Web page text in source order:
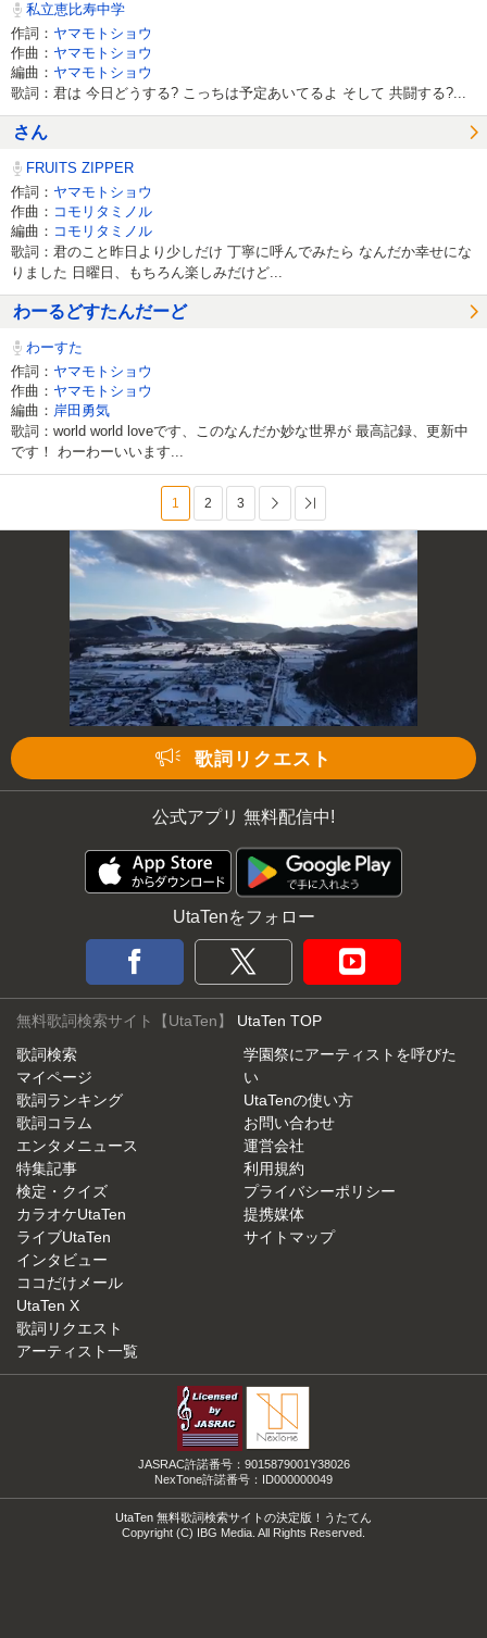
私立恵比寿中学
作詞： ヤマモトショウ
作曲： ヤマモトショウ
編曲： ヤマモトショウ
歌詞：君は 今日どうする? こっちは予定あいてるよ そして 共闘する?...
さん
FRUITS ZIPPER
作詞： ヤマモトショウ
作曲： コモリタミノル
編曲： コモリタミノル
歌詞：君のこと昨日より少しだけ 丁寧に呼んでみたら なんだか幸せにな
りました 日曜日、もちろん楽しみだけど...
わーるどすたんだーど
わーすた
作詞： ヤマモトショウ
作曲： ヤマモトショウ
編曲： 岸田勇気
歌詞：world world loveです、このなんだか妙な世界が 最高記録、更新中
です！ わーわーいいます...
1 2 3 次へ
歌詞リクエスト
公式アプリ 無料配信中!
UtaTenをフォロー
無料歌詞検索サイト【UtaTen】 UtaTen TOP
歌詞検索
マイページ
歌詞ランキング
歌詞コラム
エンタメニュース
特集記事
検定・クイズ
カラオケUtaTen
ライブUtaTen
インタビュー
ココだけメール
UtaTen X
歌詞リクエスト
アーティスト一覧
学園祭にアーティストを呼びた
い
UtaTenの使い方
お問い合わせ
運営会社
利用規約
プライバシーポリシー
提携媒体
サイトマップ
JASRAC許諾番号：9015879001Y38026
NexTone許諾番号：ID000000049
UtaTen 無料歌詞検索サイトの決定版！うたてん
Copyright (C) IBG Media. All Rights Reserved.